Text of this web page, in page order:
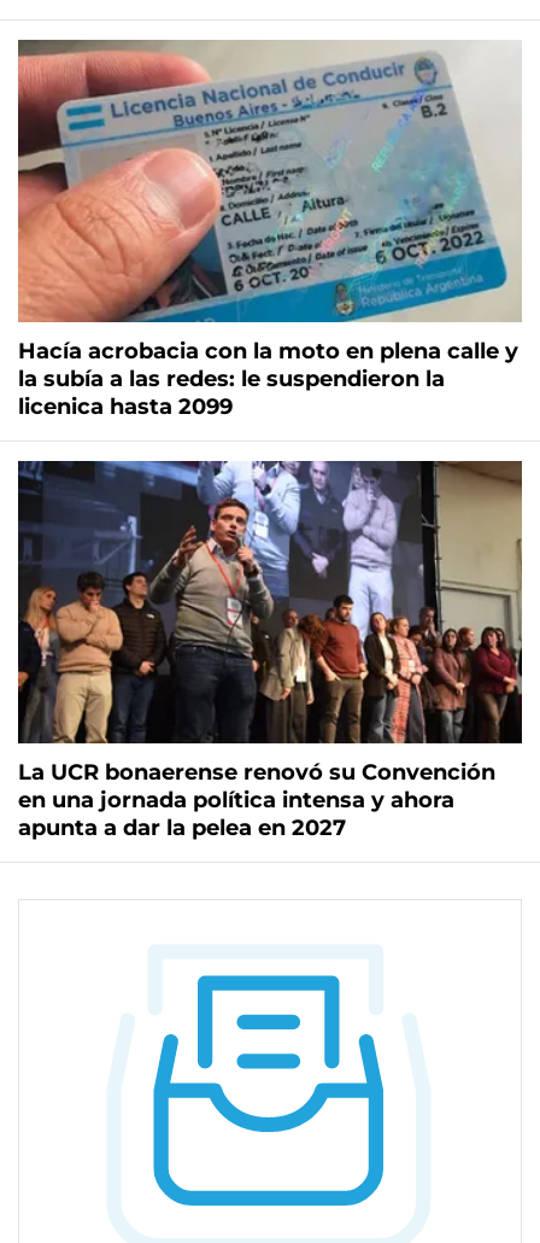
Hacía acrobacia con la moto en plena calle y
la subía a las redes: le suspendieron la
licenica hasta 2099
La UCR bonaerense renovó su Convención
en una jornada política intensa y ahora
apunta a dar la pelea en 2027